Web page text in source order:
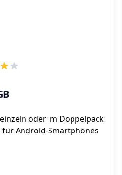
oder im Doppelpack
Android-Smartphones